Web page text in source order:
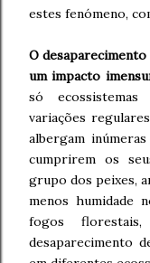
estes fenómeno,
O
um impacto
só
variações
albergam
cumprirem os
grupo dos peixes,
menos humidade
fogos
desaparecimento